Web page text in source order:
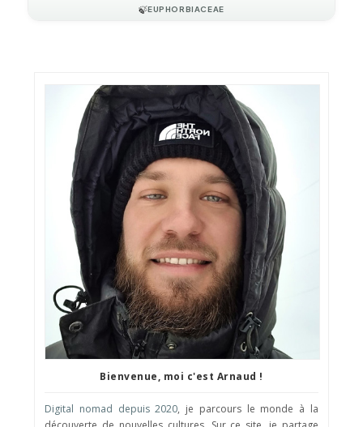
🍃EUPHORBIACEAE
Bienvenue, moi c'est Arnaud !
Digital nomad depuis 2020, je parcours le monde à la